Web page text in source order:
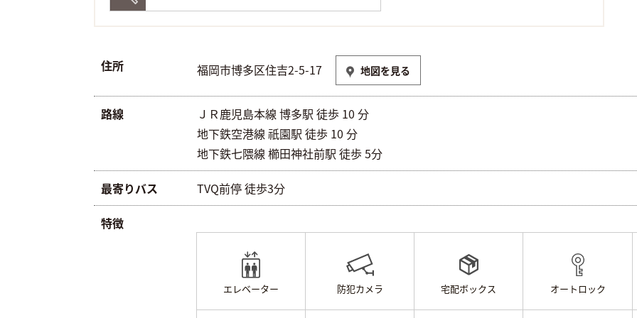
住所 福岡市博多区住吉2-5-17 地図を見る
路線
ＪＲ鹿児島本線 博多駅 徒歩 10 分
地下鉄空港線 祇園駅 徒歩 10 分
地下鉄七隈線 櫛田神社前駅 徒歩 5分
最寄りバス TVQ前停 徒歩3分
特徴
エレベーター 防犯カメラ 宅配ボックス オートロック